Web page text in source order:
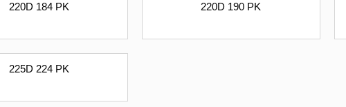
220D 184 PK 220D 190 PK
225D 224 PK